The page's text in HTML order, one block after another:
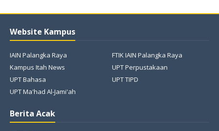
Website Kampus
IAIN Palangka Raya
FTIK IAIN Palangka Raya
Kampus Itah News
UPT Perpustakaan
UPT Bahasa
UPT TIPD
UPT Ma'had Al-Jami'ah
Berita Acak